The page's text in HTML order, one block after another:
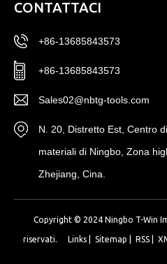
CONTATTACI
+86-13685843573
+86-13685843573
Sales02@nbtg-tools.com
N. 20, Distretto Est, Centro
materiali di Ningbo, Zona
Zhejiang, Cina.
Copyright © 2024 Ningbo T-Win
riservati. Links| Sitemap RSS|